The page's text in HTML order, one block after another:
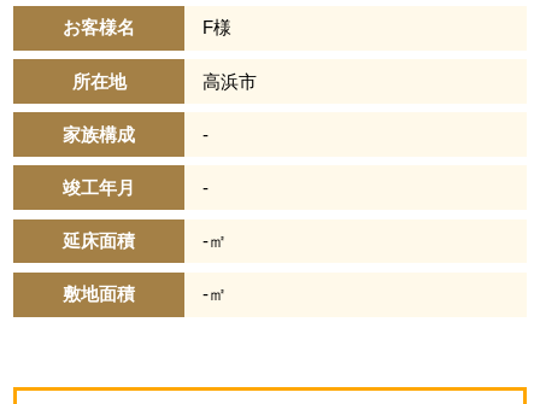
お客様名 F様
所在地 高浜市
家族構成 -
竣工年月 -
延床面積 -㎡
敷地面積 -㎡